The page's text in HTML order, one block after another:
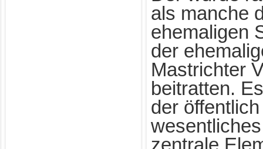
als manche
ehemaligen
der
Mastrichter
beitratten.
der
zentrale